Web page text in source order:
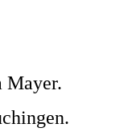
Mayer.